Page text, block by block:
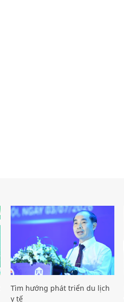
Tìm hướng phát triển du lịch
y tế